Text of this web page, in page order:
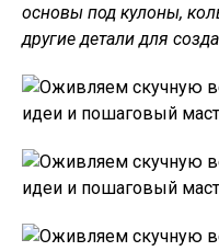
основы под кулоны,
другие детали для